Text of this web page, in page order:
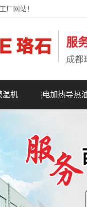
厂网站！
服
成都
温机 电加热导热